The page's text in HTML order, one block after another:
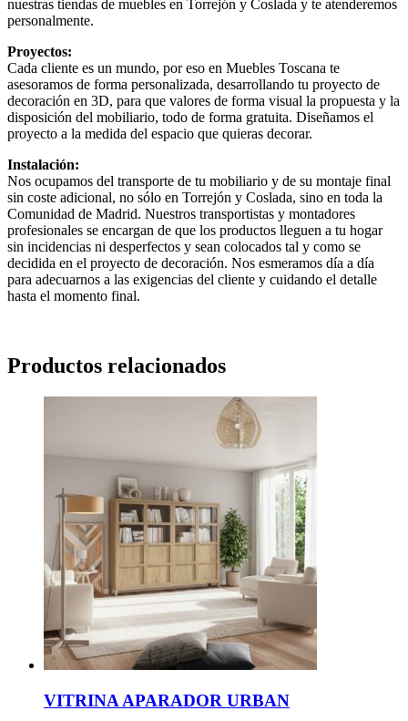
nuestras tiendas de muebles en Torrejón y Coslada y te atenderemos
personalmente.
Proyectos:
Cada cliente es un mundo, por eso en Muebles Toscana te
asesoramos de forma personalizada, desarrollando tu proyecto de
decoración en 3D, para que valores de forma visual la propuesta y la
disposición del mobiliario, todo de forma gratuita. Diseñamos el
proyecto a la medida del espacio que quieras decorar.
Instalación:
Nos ocupamos del transporte de tu mobiliario y de su montaje final
sin coste adicional, no sólo en Torrejón y Coslada, sino en toda la
Comunidad de Madrid. Nuestros transportistas y montadores
profesionales se encargan de que los productos lleguen a tu hogar
sin incidencias ni desperfectos y sean colocados tal y como se
decidida en el proyecto de decoración. Nos esmeramos día a día
para adecuarnos a las exigencias del cliente y cuidando el detalle
hasta el momento final.
Productos relacionados
VITRINA APARADOR URBAN